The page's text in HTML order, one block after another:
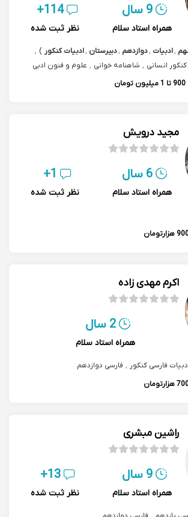
9 سال
همراه استاد سلام
114+
نظر ثبت شده
,ادبیات ,دوازدهم ,دبیرستان ,ادبیات کنکور )
,
انسانی , شاهنامه خوانی , علوم و فنون ادبی
900 تا 1 میلیون تومان
مجید درویش
6 سال
همراه استاد سلام
1+
نظر ثبت شده
اکرم مهدی زاده
2 سال
همراه استاد سلام
فارسی کنکور , فارسی دوازدهم
راشین مبشری
9 سال
همراه استاد سلام
13+
نظر ثبت شده